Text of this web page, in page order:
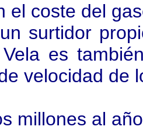
el coste del
surtidor
Vela es
velocidad de
millones al año